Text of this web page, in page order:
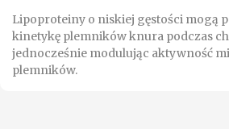
Lipoproteiny o niskiej gęstości mogą
kinetykę plemników knura podczas
jednocześnie modulując aktywność
plemników.